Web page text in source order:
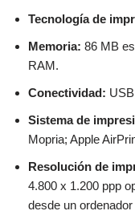
Tecnología de
Memoria: 86 MB
RAM.
Conectividad:
Sistema de
Mopria; Apple
Resolución de
4.800 x 1.200 ppp
desde un